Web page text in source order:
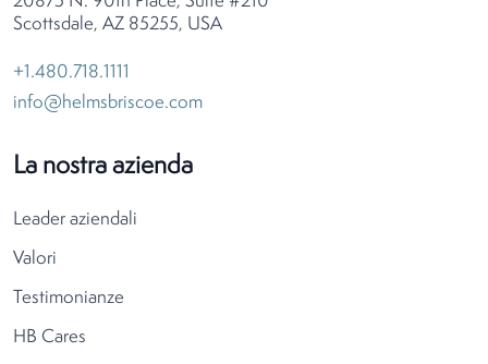
Scottsdale, AZ 85255, USA
+1.480.718.1111
info@helmsbriscoe.com
La nostra azienda
Leader aziendali
Valori
Testimonianze
HB Cares